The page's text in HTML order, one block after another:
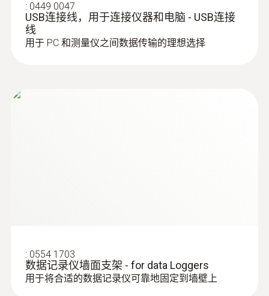
: 0449 0047
USB连接线，用于连接仪器和电脑 - USB连接
线
用于 PC 和测量仪之间数据传输的理想选择
: 0554 1703
数据记录仪墙面支架 - for data Loggers
用于将合适的数据记录仪可靠地固定到墙壁上